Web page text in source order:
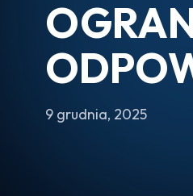
9 grudnia, 2025